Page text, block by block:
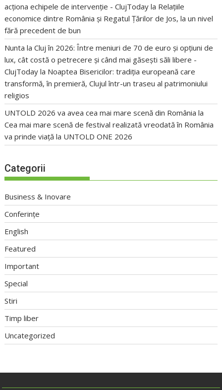
acționa echipele de intervenție - ClujToday la Relațiile
economice dintre România și Regatul Țărilor de Jos, la un nivel
fără precedent de bun
Nunta la Cluj în 2026: Între meniuri de 70 de euro și opțiuni de
lux, cât costă o petrecere și când mai găsești săli libere -
ClujToday la Noaptea Bisericilor: tradiția europeană care
transformă, în premieră, Clujul într-un traseu al patrimoniului
religios
UNTOLD 2026 va avea cea mai mare scenă din România la
Cea mai mare scenă de festival realizată vreodată în România
va prinde viață la UNTOLD ONE 2026
Categorii
Business & Inovare
Conferințe
English
Featured
Important
Special
Stiri
Timp liber
Uncategorized